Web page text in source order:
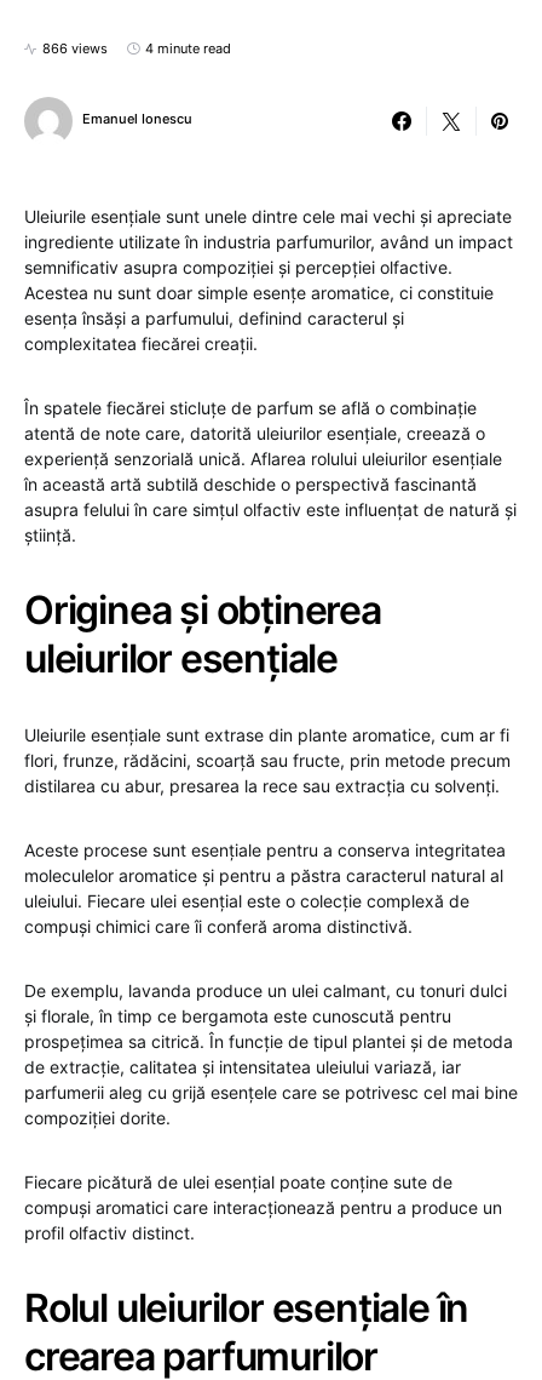
866 views 4 minute read
Emanuel Ionescu
Uleiurile esențiale sunt unele dintre cele mai vechi și apreciate
ingrediente utilizate în industria parfumurilor, având un impact
semnificativ asupra compoziției și percepției olfactive.
Acestea nu sunt doar simple esențe aromatice, ci constituie
esența însăși a parfumului, definind caracterul și
complexitatea fiecărei creații.
În spatele fiecărei sticluțe de parfum se află o combinație
atentă de note care, datorită uleiurilor esențiale, creează o
experiență senzorială unică. Aflarea rolului uleiurilor esențiale
în această artă subtilă deschide o perspectivă fascinantă
asupra felului în care simțul olfactiv este influențat de natură și
știință.
Originea și obținerea
uleiurilor esențiale
Uleiurile esențiale sunt extrase din plante aromatice, cum ar fi
flori, frunze, rădăcini, scoarță sau fructe, prin metode precum
distilarea cu abur, presarea la rece sau extracția cu solvenți.
Aceste procese sunt esențiale pentru a conserva integritatea
moleculelor aromatice și pentru a păstra caracterul natural al
uleiului. Fiecare ulei esențial este o colecție complexă de
compuși chimici care îi conferă aroma distinctivă.
De exemplu, lavanda produce un ulei calmant, cu tonuri dulci
și florale, în timp ce bergamota este cunoscută pentru
prospețimea sa citrică. În funcție de tipul plantei și de metoda
de extracție, calitatea și intensitatea uleiului variază, iar
parfumerii aleg cu grijă esențele care se potrivesc cel mai bine
compoziției dorite.
Fiecare picătură de ulei esențial poate conține sute de
compuși aromatici care interacționează pentru a produce un
profil olfactiv distinct.
Rolul uleiurilor esențiale în
crearea parfumurilor